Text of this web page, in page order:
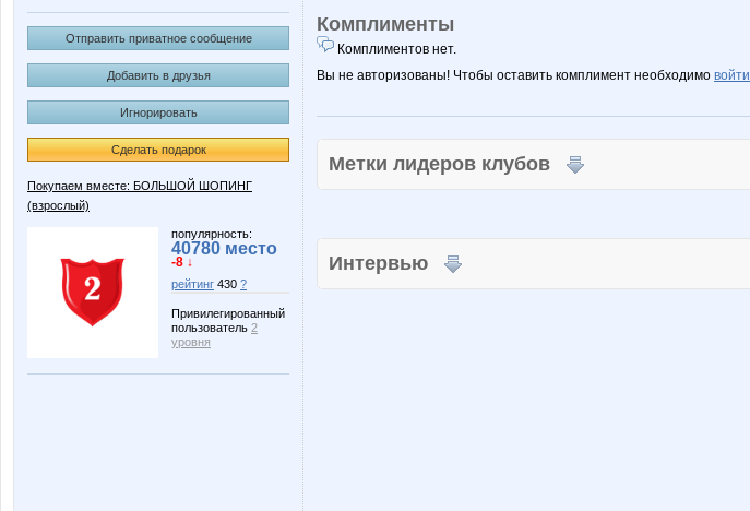
Отправить приватное сообщение
Добавить в друзья
Игнорировать
Сделать подарок
Покупаем вместе: БОЛЬШОЙ ШОПИНГ
(взрослый)
популярность:
40780 место
-8 ↓
рейтинг 430 ?
Привилегированный
пользователь 2
уровня
Комплименты
Комплиментов нет.
Вы не авторизованы! Чтобы оставить комплимент необходимо войти
Метки лидеров клубов
Интервью